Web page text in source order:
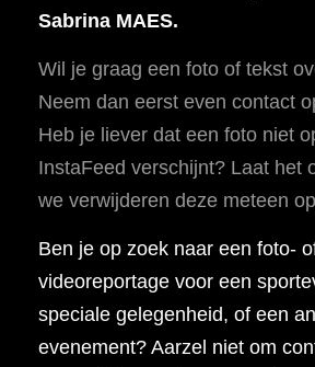
Sabrina MAES.
Wil je graag een foto of tekst
Neem dan eerst even contact
Heb je liever dat een foto niet
InstaFeed verschijnt? Laat het
we verwijderen deze meteen
Ben je op zoek naar een foto-
videoreportage voor een
speciale gelegenheid, of een
evenement? Aarzel niet om